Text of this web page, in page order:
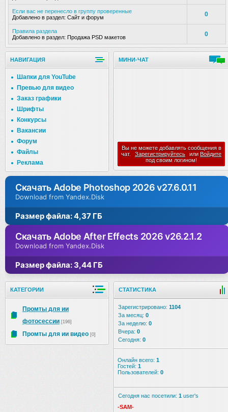
Если вас не перенесло в группу проверенные
Добавлено в раздел: Сайт и форум 0
Правила раздела
Добавлено в раздел: Продажа PSD макетов 0
НАВИГАЦИЯ
Шапки для YouTube
Превью для видео
Заказ графики
Шрифты
Конкурсы
Вакансии
Форум
Файлы
Реклама
МИНИ-ЧАТ
Вы не можете добавлять сообщения в
чат.
Зарегистрируйтесь или Войдите
под своим логином!
Скачать Adobe Photoshop 2026 v27.6.0.11
Download from Yandex.Disk
Размер файла: 4,37 ГБ
Скачать Adobe After Effects 2026 v26.2.1.2
Download from Yandex.Disk
Размер файла: 3,44 ГБ
КАТЕГОРИИ
Промты для ии
фотосессии [196]
Промты для ии видео [0]
СТАТИСТИКА
Зарегистрировано: 1104
За месяц: 0
За неделю: 0
Вчера: 0
Сегодня: 0
Онлайн всего: 1
Гостей: 1
Пользователей: 0
Сегодня нас посетили: 1 user's
-SAM-